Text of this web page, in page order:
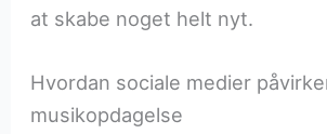
at skabe noget helt nyt.
Hvordan sociale medier
musikopdagelse